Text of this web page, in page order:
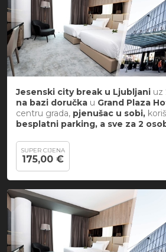
Jesenski city break u Ljubljani uz
na bazi doručka u Grand Plaza
centru grada, pjenušac u sobi,
besplatni parking, a sve za 2
SUPER CIJENA
175,00 €